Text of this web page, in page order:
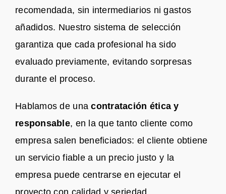
recomendada, sin intermediarios ni gastos
añadidos. Nuestro sistema de selección
garantiza que cada profesional ha sido
evaluado previamente, evitando sorpresas
durante el proceso.
Hablamos de unacontratación ética y
responsable, en la que tanto cliente como
empresa salen beneficiados: el cliente obtiene
un servicio fiable a un precio justo y la
empresa puede centrarse en ejecutar el